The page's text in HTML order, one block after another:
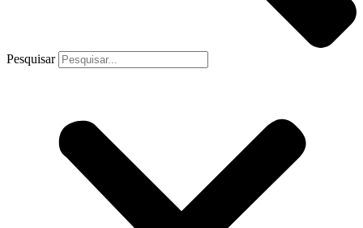
Pesquisar